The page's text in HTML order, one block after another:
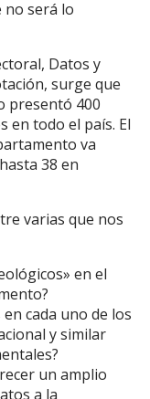
no será lo
Datos y
surge que
presentó 400
en todo el país. El
va
38 en
varias que nos
en el
cada uno de los
y similar
un amplio
a la